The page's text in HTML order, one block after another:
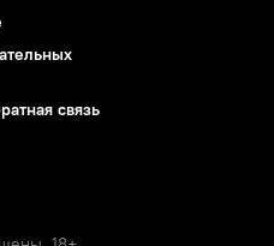
связь